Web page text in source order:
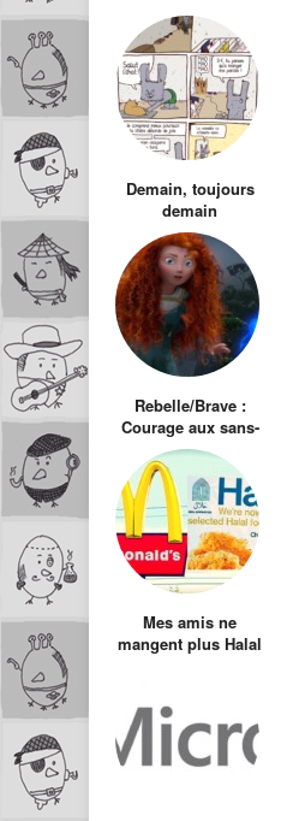
Demain, toujours
demain
Rebelle/Brave :
Courage aux sans-
âmes
Mes amis ne
mangent plus Halal